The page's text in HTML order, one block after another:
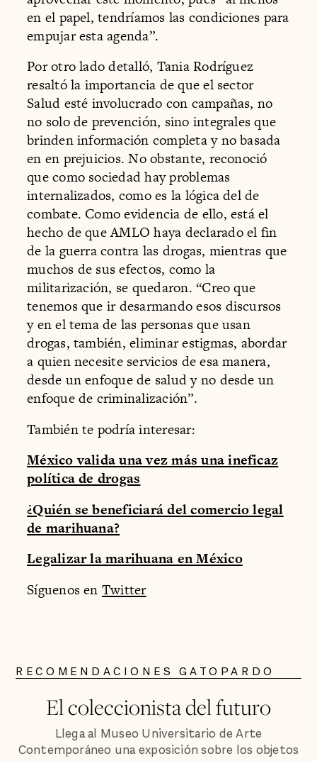
en el papel, tendríamos las condiciones para
empujar esta agenda”.
Por otro lado detalló, Tania Rodríguez
resaltó la importancia de que el sector
Salud esté involucrado con campañas, no
no solo de prevención, sino integrales que
brinden información completa y no basada
en en prejuicios. No obstante, reconoció
que como sociedad hay problemas
internalizados, como es la lógica del de
combate. Como evidencia de ello, está el
hecho de que AMLO haya declarado el fin
de la guerra contra las drogas, mientras que
muchos de sus efectos, como la
militarización, se quedaron. “Creo que
tenemos que ir desarmando esos discursos
y en el tema de las personas que usan
drogas, también, eliminar estigmas, abordar
a quien necesite servicios de esa manera,
desde un enfoque de salud y no desde un
enfoque de criminalización”.
También te podría interesar:
México valida una vez más una ineficaz
política de drogas
¿Quién se beneficiará del comercio legal
de marihuana?
Legalizar la marihuana en México
Síguenos en Twitter
RECOMENDACIONES GATOPARDO
El coleccionista del futuro
Llega al Museo Universitario de Arte
Contemporáneo una exposición sobre los objetos